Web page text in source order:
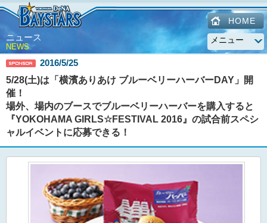
HOME
ニュース
NEWS
2016/5/25
5/28(土)は「横濱ありあけ ブルーベリーハーバーDAY」開
催！
場外、場内のブースでブルーベリーハーバーを購入すると
『YOKOHAMA GIRLS☆FESTIVAL 2016』の試合前スペシ
ャルイベントに応募できる！